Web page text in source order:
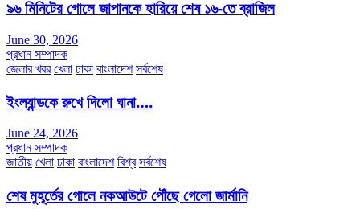
৯৬ মিনিটের গোলে জাপানকে হারিয়ে শেষ ১৬-তে ব্রাজিল
June 30, 2026
প্রধান সম্পাদক
জেলার খবর খেলা ঢাকা বাংলাদেশ সর্বশেষ
ইংল্যান্ডকে রুখে দিলো ঘানা….
June 24, 2026
প্রধান সম্পাদক
জাতীয় খেলা ঢাকা বাংলাদেশ বিশ্ব সর্বশেষ
শেষ মুহূর্তের গোলে নকআউটে পৌঁছে গেলো জার্মানি